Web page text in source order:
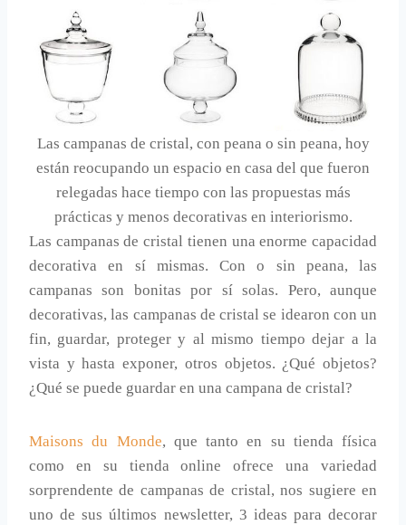
Las campanas de cristal, con peana o sin peana, hoy
están reocupando un espacio en casa del que fueron
relegadas hace tiempo con las propuestas más
prácticas y menos decorativas en interiorismo.
Las campanas de cristal tienen una enorme capacidad
decorativa en sí mismas. Con o sin peana, las
campanas son bonitas por sí solas. Pero, aunque
decorativas, las campanas de cristal se idearon con un
fin, guardar, proteger y al mismo tiempo dejar a la
vista y hasta exponer, otros objetos. ¿Qué objetos?
¿Qué se puede guardar en una campana de cristal?
Maisons du Monde, que tanto en su tienda física
como en su tienda online ofrece una variedad
sorprendente de campanas de cristal, nos sugiere en
uno de sus últimos newsletter, 3 ideas para decorar